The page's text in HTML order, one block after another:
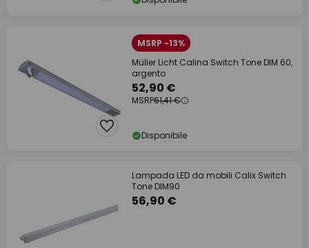
MSRP -13%
Müller Licht Calina Switch Tone DIM 60,
argento
52,90 €
MSRP61,41 €
Disponibile
Lampada LED da mobili Calix Switch
Tone DIM90
56,90 €